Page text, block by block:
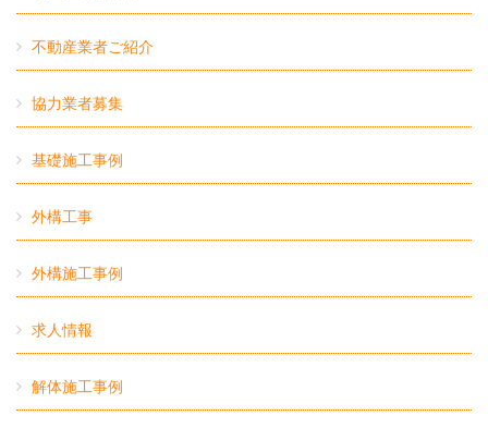
不動産業者ご紹介
協力業者募集
基礎施工事例
外構工事
外構施工事例
求人情報
解体施工事例